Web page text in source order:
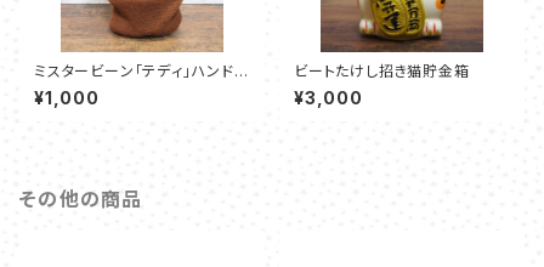
ミスタービーン「テディ」ハンドパ
ペット
¥1,000
ビートたけし招き猫貯金箱
¥3,000
その他の商品